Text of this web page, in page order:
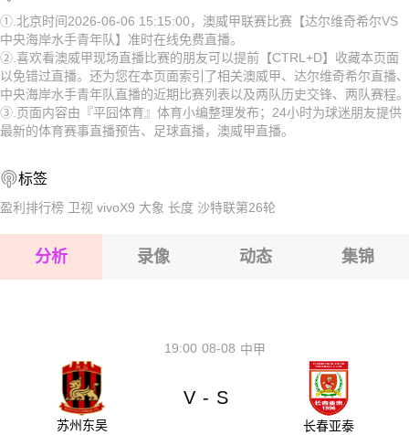
2026-08-15 【澳威甲】 达尔维奇希尔VS中央海岸水手青年
2026-08-15 【澳威甲】 达尔维奇希尔VS中央海岸水手青年
2026-08-15 【澳威甲】 达尔维奇希尔VS中央海岸水手青年
队
2026-08-15 【澳威甲】 达尔维奇希尔VS中央海岸水手青年
队
2026-08-15 【澳威甲】 达尔维奇希尔VS中央海岸水手青年
队
2026-08-15 【澳威甲】 达尔维奇希尔VS中央海岸水手青年
队
2026-08-15 【澳威甲】 达尔维奇希尔VS中央海岸水手青年
①.北京时间2026-06-06 15:15:00，澳威甲联赛比赛【达尔维奇希尔VS
中央海岸水手青年队】准时在线免费直播。
②.喜欢看澳威甲现场直播比赛的朋友可以提前【CTRL+D】收藏本页面
以免错过直播。还为您在本页面索引了相关澳威甲、达尔维奇希尔直播、
中央海岸水手青年队直播的近期比赛列表以及两队历史交锋、两队赛程。
③.页面内容由『平囧体育』体育小编整理发布；24小时为球迷朋友提供
最新的体育赛事直播预告、足球直播，澳威甲直播。
标签
盈利排行榜 卫视 vivoX9 大象 长度 沙特联第26轮
分析 录像 动态 集锦
08-08
19:00 中甲
苏州东吴
V - S
长春亚泰